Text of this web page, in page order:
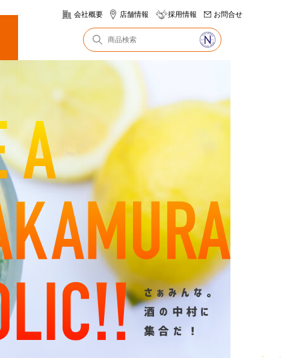
会社概要 店舗情報 採用情報 お問合せ